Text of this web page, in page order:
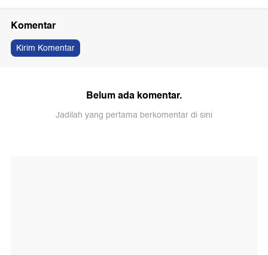
Komentar
Kirim Komentar
Belum ada komentar.
Jadilah yang pertama berkomentar di sini